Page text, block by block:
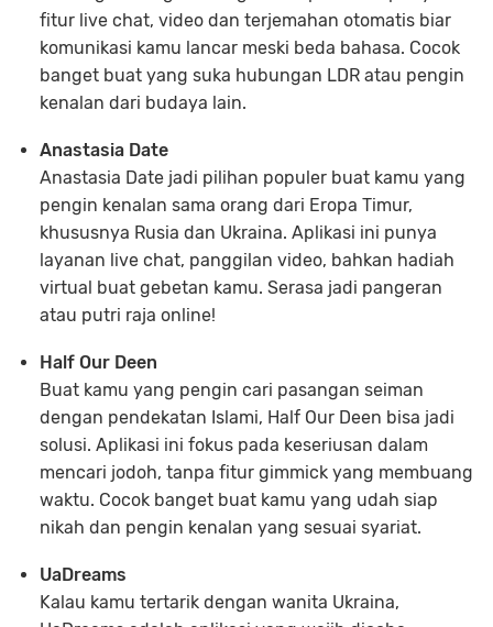
fitur live chat, video dan terjemahan otomatis biar
komunikasi kamu lancar meski beda bahasa. Cocok
banget buat yang suka hubungan LDR atau pengin
kenalan dari budaya lain.
Anastasia Date
Anastasia Date jadi pilihan populer buat kamu yang
pengin kenalan sama orang dari Eropa Timur,
khususnya Rusia dan Ukraina. Aplikasi ini punya
layanan live chat, panggilan video, bahkan hadiah
virtual buat gebetan kamu. Serasa jadi pangeran
atau putri raja online!
Half Our Deen
Buat kamu yang pengin cari pasangan seiman
dengan pendekatan Islami, Half Our Deen bisa jadi
solusi. Aplikasi ini fokus pada keseriusan dalam
mencari jodoh, tanpa fitur gimmick yang membuang
waktu. Cocok banget buat kamu yang udah siap
nikah dan pengin kenalan yang sesuai syariat.
UaDreams
Kalau kamu tertarik dengan wanita Ukraina,